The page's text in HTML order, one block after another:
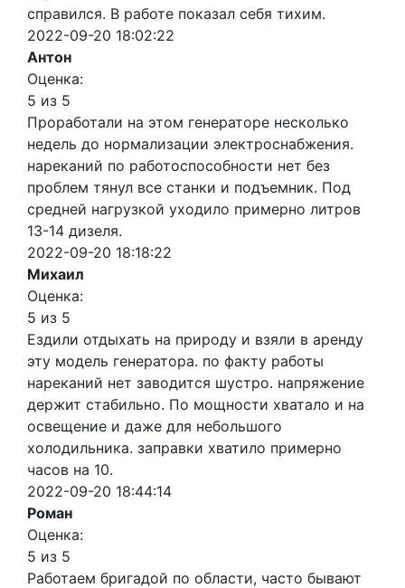
справился. В работе показал себя тихим.
2022-09-20 18:02:22
Антон
Оценка:
5 из 5
Проработали на этом генераторе несколько
недель до нормализации электроснабжения.
нареканий по работоспособности нет без
проблем тянул все станки и подъемник. Под
средней нагрузкой уходило примерно литров
13-14 дизеля.
2022-09-20 18:18:22
Михаил
Оценка:
5 из 5
Ездили отдыхать на природу и взяли в аренду
эту модель генератора. по факту работы
нареканий нет заводится шустро. напряжение
держит стабильно. По мощности хватало и на
освещение и даже для небольшого
холодильника. заправки хватило примерно
часов на 10.
2022-09-20 18:44:14
Роман
Оценка:
5 из 5
Работаем бригадой по области, часто бывают